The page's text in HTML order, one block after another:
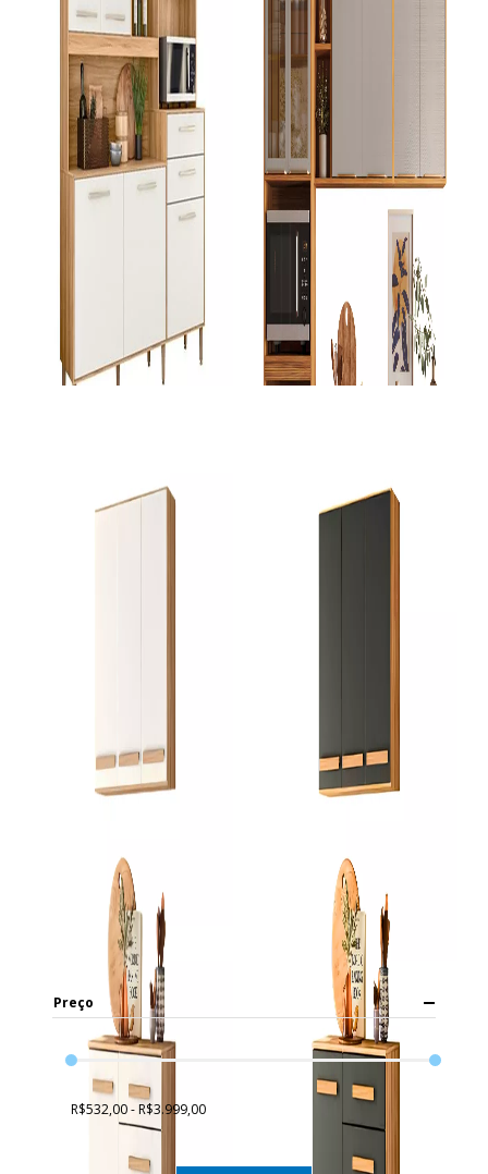
Produto Indisponível
AVISE-ME
COMPRAR
Cozinha Modulada
R$ 2.499,00
no Pix
( 10% de desconto)
em10x de R$
COMPRAR
Preço
R$532,00 - R$3.999,00